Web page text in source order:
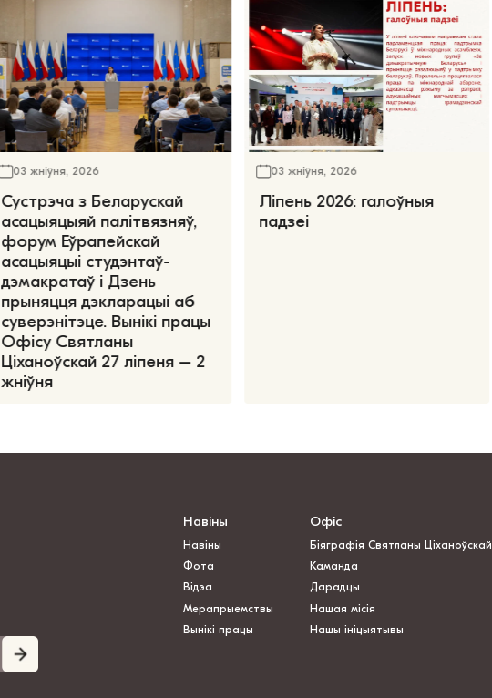
03 жніўня, 2026
Сустрэча з Беларускай
асацыяцыяй палітвязняў,
форум Еўрапейскай
асацыяцыі студэнтаў-
дэмакратаў і Дзень
прыняцця дэкларацыі аб
суверэнітэце. Вынікі працы
Офісу Святланы
Ціханоўскай 27 ліпеня – 2
жніўня
03 жніўня, 2026
Ліпень 2026: галоўныя
падзеі
Навіны
Навіны
Фота
Відэа
Мерапрыемствы
Вынікі працы
Офіс
Біяграфія Святланы Ціханоўскай
Каманда
Дарадцы
Нашая місія
Нашы ініцыятывы